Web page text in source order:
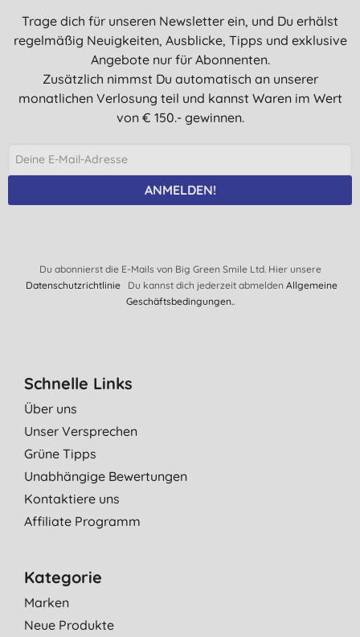
Trage dich für unseren Newsletter ein, und Du erhälst
regelmäßig Neuigkeiten, Ausblicke, Tipps und exklusive
Angebote nur für Abonnenten.
Zusätzlich nimmst Du automatisch an unserer
monatlichen Verlosung teil und kannst Waren im Wert
von € 150.- gewinnen.
ANMELDEN!
Du abonnierst die E-Mails von Big Green Smile Ltd. Hier unsere
DatenschutzrichtlinieDu kannst dich jederzeit abmelden Allgemeine
Geschäftsbedingungen..
Schnelle Links
Über uns
Unser Versprechen
Grüne Tipps
Unabhängige Bewertungen
Kontaktiere uns
Affiliate Programm
Kategorie
Marken
Neue Produkte